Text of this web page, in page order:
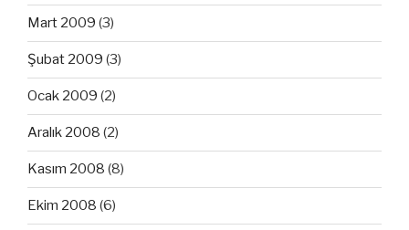
Mart 2009 (3)
Şubat 2009 (3)
Ocak 2009 (2)
Aralık 2008 (2)
Kasım 2008 (8)
Ekim 2008 (6)